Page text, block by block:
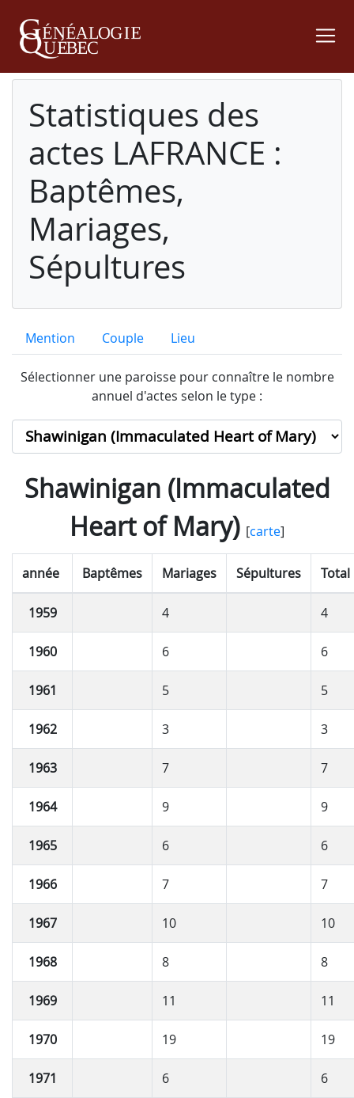
Statistiques des
actes LAFRANCE :
Baptêmes,
Mariages,
Sépultures
Mention Couple Lieu
Sélectionner une paroisse pour connaître le nombre
annuel d'actes selon le type :
Shawinigan (Immaculated
Heart of Mary)[carte]
année Baptêmes Mariages Sépultures Total
1959 4 4
1960 6 6
1961 5 5
1962 3 3
1963 7 7
1964 9 9
1965 6 6
1966 7 7
1967 10 10
1968 8 8
1969 11 11
1970 19 19
1971 6 6